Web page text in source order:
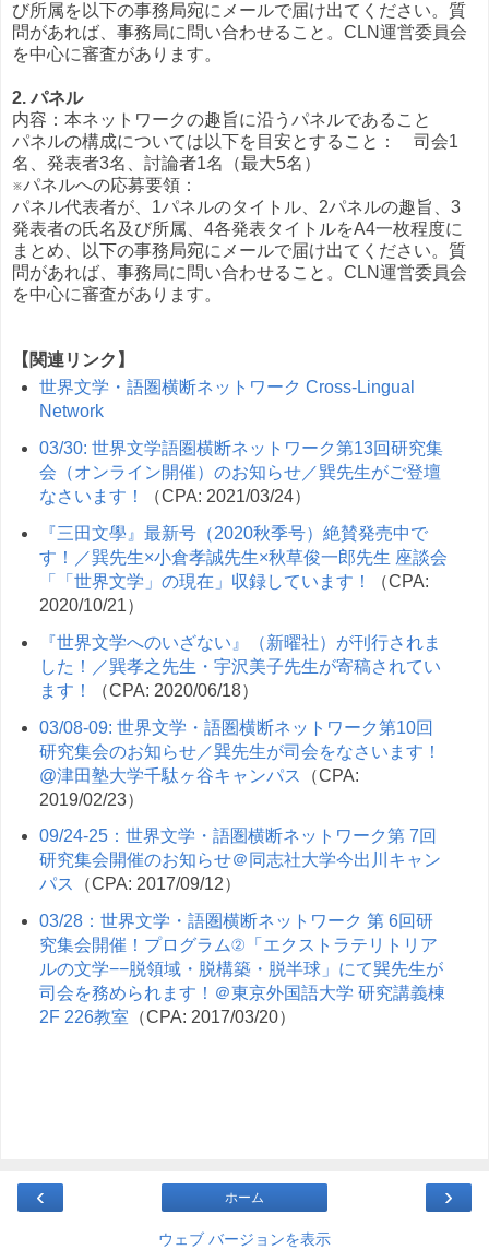
び所属を以下の事務局宛にメールで届け出てください。質
問があれば、事務局に問い合わせること。CLN運営委員会
を中心に審査があります。
2. パネル
内容：本ネットワークの趣旨に沿うパネルであること
パネルの構成については以下を目安とすること： 司会1
名、発表者3名、討論者1名（最大5名）
※パネルへの応募要領：
パネル代表者が、1パネルのタイトル、2パネルの趣旨、3
発表者の氏名及び所属、4各発表タイトルをA4一枚程度に
まとめ、以下の事務局宛にメールで届け出てください。質
問があれば、事務局に問い合わせること。CLN運営委員会
を中心に審査があります。
【関連リンク】
世界文学・語圏横断ネットワーク Cross-Lingual
Network
03/30: 世界文学語圏横断ネットワーク第13回研究集
会（オンライン開催）のお知らせ／巽先生がご登壇
なさいます！
（CPA: 2021/03/24）
『三田文學』最新号（2020秋季号）絶賛発売中で
す！／巽先生×小倉孝誠先生×秋草俊一郎先生 座談会
「「世界文学」の現在」収録しています！
（CPA:
2020/10/21）
『世界文学へのいざない』（新曜社）が刊行されま
した！／巽孝之先生・宇沢美子先生が寄稿されてい
ます！
（CPA: 2020/06/18）
03/08-09: 世界文学・語圏横断ネットワーク第10回
研究集会のお知らせ／巽先生が司会をなさいます！
@津田塾大学千駄ヶ谷キャンパス （CPA:
2019/02/23）
09/24-25：世界文学・語圏横断ネットワーク第 7回
研究集会開催のお知らせ＠同志社大学今出川キャン
パス （CPA: 2017/09/12）
03/28：世界文学・語圏横断ネットワーク 第 6回研
究集会開催！プログラム②「エクストラテリトリア
ルの文学−−脱領域・脱構築・脱半球」にて巽先生が
司会を務められます！＠東京外国語大学 研究講義棟
2F 226教室 （CPA: 2017/03/20）
‹ ›
ホーム
ウェブ バージョンを表示